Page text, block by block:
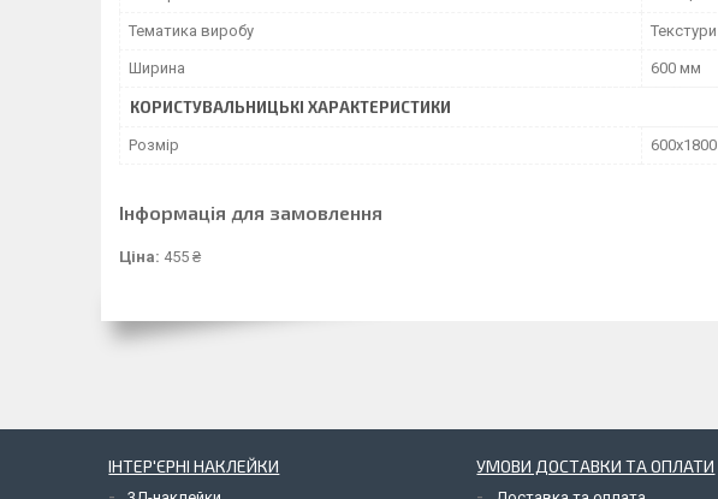
Тематика виробу Текстури
Ширина 600 мм
КОРИСТУВАЛЬНИЦЬКІ ХАРАКТЕРИСТИКИ
Розмір
Інформація для замовлення
Ціна: 455 ₴
ІНТЕР'ЄРНІ НАКЛЕЙКИ УМОВИ ДОСТАВКИ ТА ОПЛАТИ